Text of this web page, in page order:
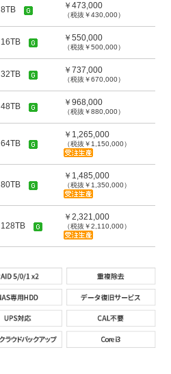
8TB ￥473,000
（税抜￥430,000）
16TB ￥550,000
（税抜￥500,000）
32TB ￥737,000
（税抜￥670,000）
48TB ￥968,000
（税抜￥880,000）
64TB
￥1,265,000
（税抜￥1,150,000）
80TB
￥1,485,000
（税抜￥1,350,000）
128TB
￥2,321,000
（税抜￥2,110,000）